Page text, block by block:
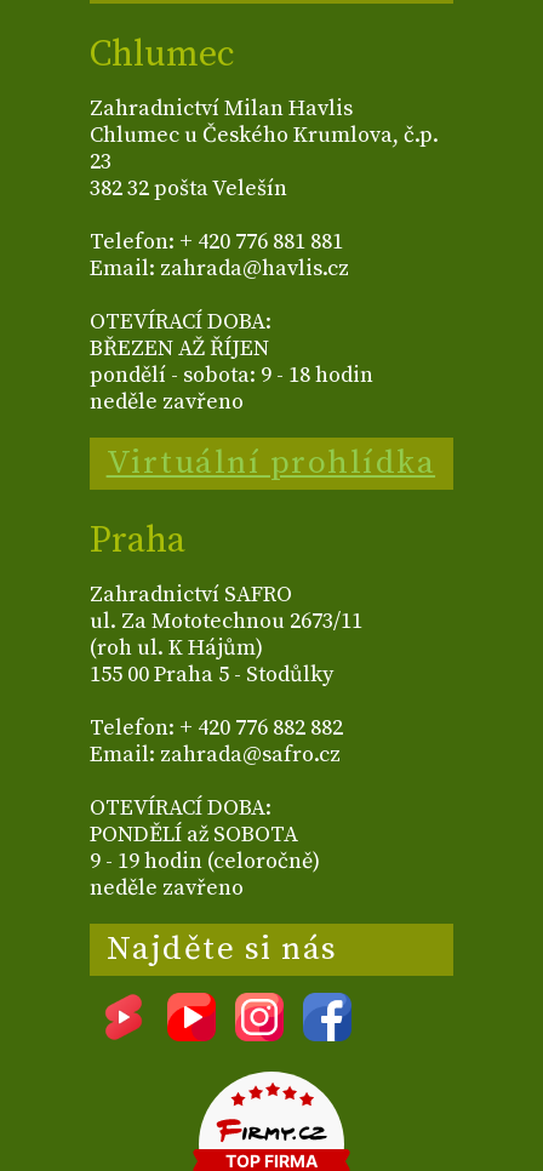
Chlumec
Zahradnictví Milan Havlis
Chlumec u Českého Krumlova, č.p.
23
382 32 pošta Velešín
Telefon: + 420 776 881 881
Email: zahrada@havlis.cz
OTEVÍRACÍ DOBA:
BŘEZEN AŽ ŘÍJEN
pondělí - sobota: 9 - 18 hodin
neděle zavřeno
Virtuální prohlídka
Praha
Zahradnictví SAFRO
ul. Za Mototechnou 2673/11
(roh ul. K Hájům)
155 00 Praha 5 - Stodůlky
Telefon: + 420 776 882 882
Email: zahrada@safro.cz
OTEVÍRACÍ DOBA:
PONDĚLÍ až SOBOTA
9 - 19 hodin (celoročně)
neděle zavřeno
Najděte si nás